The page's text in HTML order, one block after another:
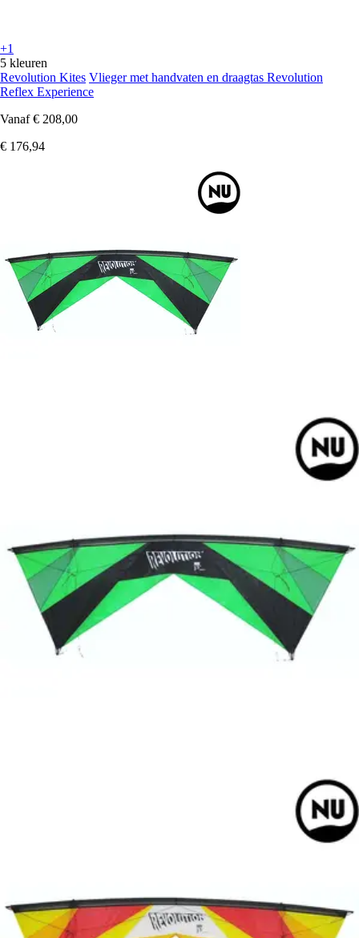
+1
5 kleuren
Revolution Kites Vlieger met handvaten en draagtas Revolution
Reflex Experience
Vanaf € 208,00
€ 176,94